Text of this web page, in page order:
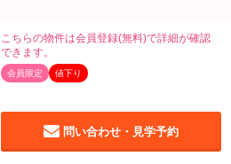
会員限定 値下り
こちらの物件は会員登録(無料)で詳細が確認
できます。
問い合わせ・見学予約